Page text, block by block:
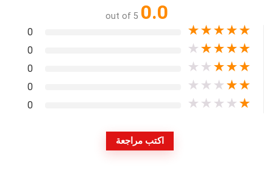
0.0
out of 5
★
★
★
★
★
0
★
★
★
★
★
0
★
★
★
★
★
0
★
★
★
★
★
0
★
★
★
★
★
0
اكتب مراجعة